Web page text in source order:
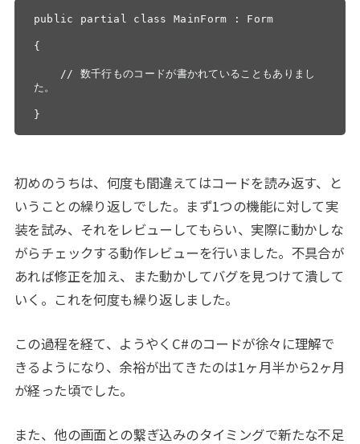
public partial class MainForm : Form
{
// 数千行ものコードが書かれていることもありまし
た。
}
初めのうちは、何度も間違えてはコードを読み返す、と
いうことの繰り返しでした。まず1つの機能に対して実
装を試み、それをレビューしてもらい、実際に動かしな
がらチェックする動作レビューを行いました。不具合が
あれば修正を加え、また動かしてバグを見つけて潰して
いく。これを何度も繰り返しました。
この過程を経て、ようやくC#のコードが徐々に理解で
きるようになり、余裕が出てきたのは1ヶ月半から2ヶ月
が経った頃でした。
また、他の画面との繋ぎ込みのタイミングで新たな不足